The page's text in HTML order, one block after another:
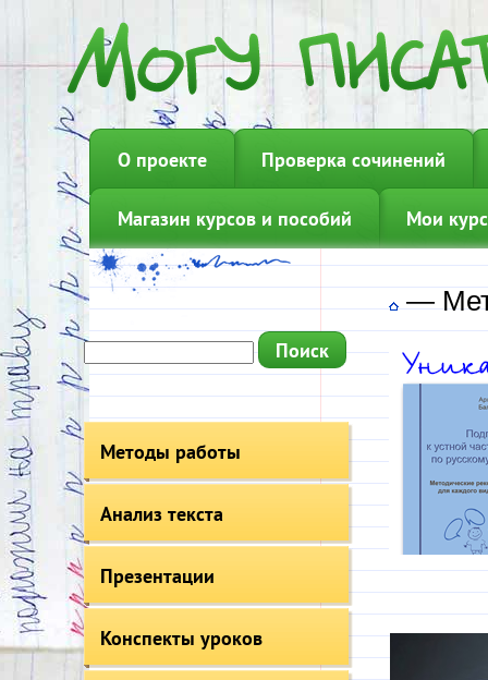
О проекте Проверка сочинений
Магазин курсов и пособий Мои
Методы работы
Анализ текста
Презентации
Конспекты уроков
—